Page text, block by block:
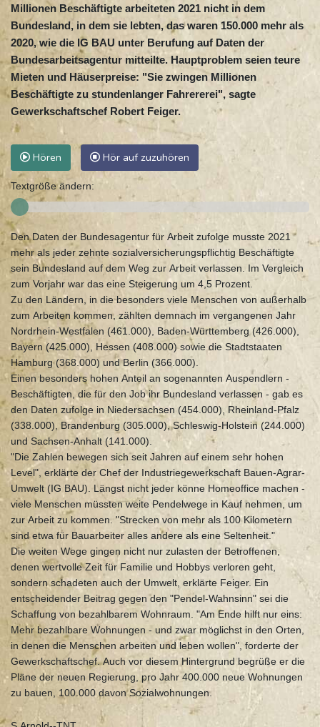
Millionen Beschäftigte arbeiteten 2021 nicht in dem
Bundesland, in dem sie lebten, das waren 150.000 mehr als
2020, wie die IG BAU unter Berufung auf Daten der
Bundesarbeitsagentur mitteilte. Hauptproblem seien teure
Mieten und Häuserpreise: "Sie zwingen Millionen
Beschäftigte zu stundenlanger Fahrererei", sagte
Gewerkschaftschef Robert Feiger.
Hören Hör auf zuzuhören
Textgröße ändern:
Den Daten der Bundesagentur für Arbeit zufolge musste 2021
mehr als jeder zehnte sozialversicherungspflichtig Beschäftigte
sein Bundesland auf dem Weg zur Arbeit verlassen. Im Vergleich
zum Vorjahr war das eine Steigerung um 4,5 Prozent.
Zu den Ländern, in die besonders viele Menschen von außerhalb
zum Arbeiten kommen, zählten demnach im vergangenen Jahr
Nordrhein-Westfalen (461.000), Baden-Württemberg (426.000),
Bayern (425.000), Hessen (408.000) sowie die Stadtstaaten
Hamburg (368.000) und Berlin (366.000).
Einen besonders hohen Anteil an sogenannten Auspendlern -
Beschäftigten, die für den Job ihr Bundesland verlassen - gab es
den Daten zufolge in Niedersachsen (454.000), Rheinland-Pfalz
(338.000), Brandenburg (305.000), Schleswig-Holstein (244.000)
und Sachsen-Anhalt (141.000).
"Die Zahlen bewegen sich seit Jahren auf einem sehr hohen
Level", erklärte der Chef der Industriegewerkschaft Bauen-Agrar-
Umwelt (IG BAU). Längst nicht jeder könne Homeoffice machen -
viele Menschen müssten weite Pendelwege in Kauf nehmen, um
zur Arbeit zu kommen. "Strecken von mehr als 100 Kilometern
sind etwa für Bauarbeiter alles andere als eine Seltenheit."
Die weiten Wege gingen nicht nur zulasten der Betroffenen,
denen wertvolle Zeit für Familie und Hobbys verloren geht,
sondern schadeten auch der Umwelt, erklärte Feiger. Ein
entscheidender Beitrag gegen den "Pendel-Wahnsinn" sei die
Schaffung von bezahlbarem Wohnraum. "Am Ende hilft nur eins:
Mehr bezahlbare Wohnungen - und zwar möglichst in den Orten,
in denen die Menschen arbeiten und leben wollen", forderte der
Gewerkschaftschef. Auch vor diesem Hintergrund begrüße er die
Pläne der neuen Regierung, pro Jahr 400.000 neue Wohnungen
zu bauen, 100.000 davon Sozialwohnungen.